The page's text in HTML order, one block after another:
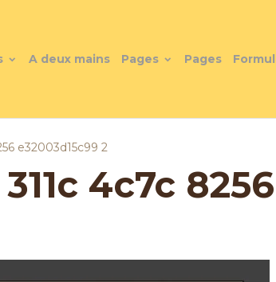
A deux mains Pages Pages
e32003d15c99 2
4c7c 8256